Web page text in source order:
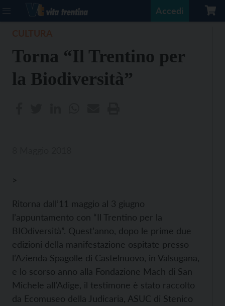
Accedi
Torna “Il Trentino per
la Biodiversità”
>
Ritorna dall’11 maggio al 3 giugno
l’appuntamento con “Il Trentino per la
BIOdiversità”. Quest’anno, dopo le prime due
edizioni della manifestazione ospitate presso
l’Azienda Spagolle di Castelnuovo, in Valsugana,
e lo scorso anno alla Fondazione Mach di San
Michele all’Adige, il testimone è stato raccolto
da Ecomuseo della Judicaria, ASUC di Stenico